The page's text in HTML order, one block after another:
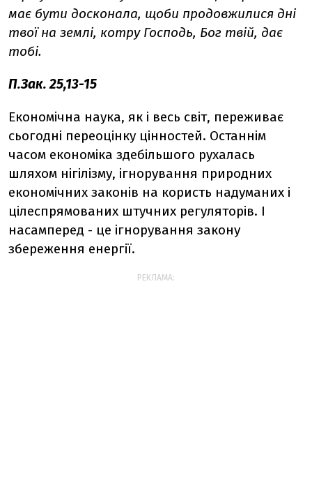
має бути досконала, щоби продовжилися дні
твої на землі, котру Господь, Бог твій, дає
тобі.
П.Зак. 25,13-15
Економічна наука, як і весь світ, переживає
сьогодні переоцінку цінностей. Останнім
часом економіка здебільшого рухалась
шляхом нігілізму, ігнорування природних
економічних законів на користь надуманих і
цілеспрямованих штучних регуляторів. І
насамперед - це ігнорування закону
збереження енергії.
РЕКЛАМА: